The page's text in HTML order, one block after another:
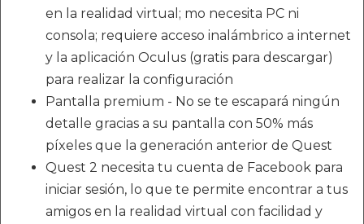
en la realidad virtual; mo necesita PC ni
consola; requiere acceso inalámbrico a internet
y la aplicación Oculus (gratis para descargar)
para realizar la configuración
Pantalla premium - No se te escapará ningún
detalle gracias a su pantalla con 50% más
píxeles que la generación anterior de Quest
Quest 2 necesita tu cuenta de Facebook para
iniciar sesión, lo que te permite encontrar a tus
amigos en la realidad virtual con facilidad y